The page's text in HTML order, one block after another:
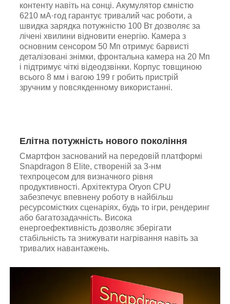
контенту навіть на сонці. Акумулятор ємністю
6210 мА·год гарантує тривалий час роботи, а
швидка зарядка потужністю 100 Вт дозволяє за
лічені хвилини відновити енергію. Камера з
основним сенсором 50 Мп отримує барвисті
деталізовані знімки, фронтальна камера на 20 Мп
і підтримує чіткі відеодзвінки. Корпус товщиною
всього 8 мм і вагою 199 г робить пристрій
зручним у повсякденному використанні.
Елітна потужність нового покоління
Смартфон заснований на передовій платформі
Snapdragon 8 Elite, створеній за 3-нм
техпроцесом для визначного рівня
продуктивності. Архітектура Oryon CPU
забезпечує впевнену роботу в найбільш
ресурсомістких сценаріях, будь то ігри, рендеринг
або багатозадачність. Висока
енергоефективність дозволяє зберігати
стабільність та знижувати нагрівання навіть за
тривалих навантажень.